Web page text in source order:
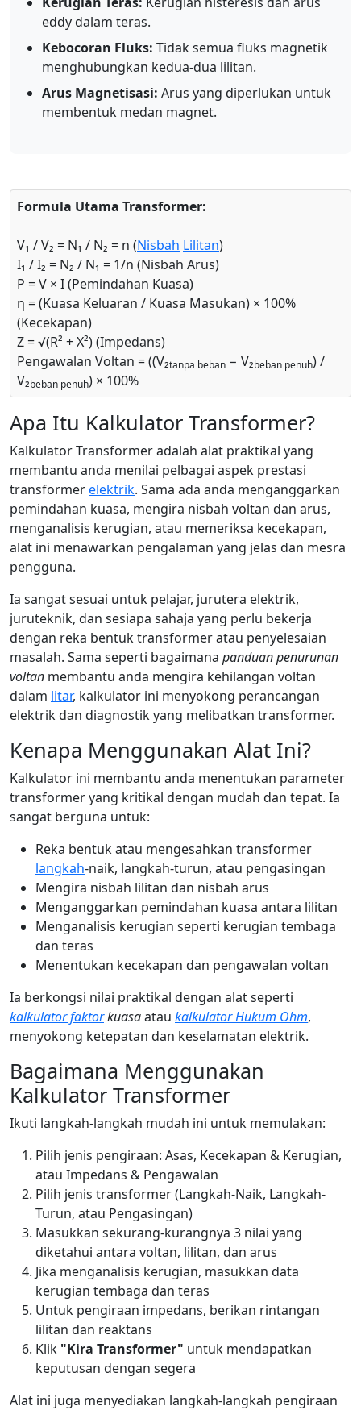
eddy dalam teras.
Kebocoran Fluks: Tidak semua fluks magnetik
menghubungkan kedua-dua lilitan.
Arus Magnetisasi: Arus yang diperlukan untuk
membentuk medan magnet.
Formula Utama Transformer:
V₁ / V₂ = N₁ / N₂ = n (Nisbah Lilitan)
I₁ / I₂ = N₂ / N₁ = 1/n (Nisbah Arus)
P = V × I (Pemindahan Kuasa)
η = (Kuasa Keluaran / Kuasa Masukan) × 100%
(Kecekapan)
Z = √(R² + X²) (Impedans)
Pengawalan Voltan = ((V₂tanpa beban − V₂beban penuh) /
V₂beban penuh) × 100%
Apa Itu Kalkulator Transformer?
Kalkulator Transformer adalah alat praktikal yang
membantu anda menilai pelbagai aspek prestasi
transformerelektrik. Sama ada anda menganggarkan
pemindahan kuasa, mengira nisbah voltan dan arus,
menganalisis kerugian, atau memeriksa kecekapan,
alat ini menawarkan pengalaman yang jelas dan mesra
pengguna.
Ia sangat sesuai untuk pelajar, jurutera elektrik,
juruteknik, dan sesiapa sahaja yang perlu bekerja
dengan reka bentuk transformer atau penyelesaian
masalah. Sama seperti bagaimana panduan penurunan
voltan membantu anda mengira kehilangan voltan
dalam litar, kalkulator ini menyokong perancangan
elektrik dan diagnostik yang melibatkan transformer.
Kenapa Menggunakan Alat Ini?
Kalkulator ini membantu anda menentukan parameter
transformer yang kritikal dengan mudah dan tepat. Ia
sangat berguna untuk:
Reka bentuk atau mengesahkan transformer
langkah-naik, langkah-turun, atau pengasingan
Mengira nisbah lilitan dan nisbah arus
Menganggarkan pemindahan kuasa antara lilitan
Menganalisis kerugian seperti kerugian tembaga
dan teras
Menentukan kecekapan dan pengawalan voltan
Ia berkongsi nilai praktikal dengan alat seperti
kalkulator faktorkuasaatau kalkulator Hukum Ohm,
menyokong ketepatan dan keselamatan elektrik.
Bagaimana Menggunakan
Kalkulator Transformer
Ikuti langkah-langkah mudah ini untuk memulakan:
Pilih jenis pengiraan: Asas, Kecekapan & Kerugian,
atau Impedans & Pengawalan
Pilih jenis transformer (Langkah-Naik, Langkah-
Turun, atau Pengasingan)
Masukkan sekurang-kurangnya 3 nilai yang
diketahui antara voltan, lilitan, dan arus
Jika menganalisis kerugian, masukkan data
kerugian tembaga dan teras
Untuk pengiraan impedans, berikan rintangan
lilitan dan reaktans
Klik "Kira Transformer" untuk mendapatkan
keputusan dengan segera
Alat ini juga menyediakan langkah-langkah pengiraan